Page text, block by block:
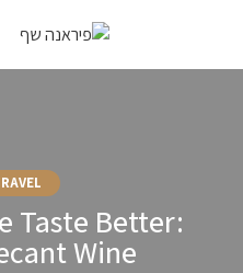
Taste Better:
Wine